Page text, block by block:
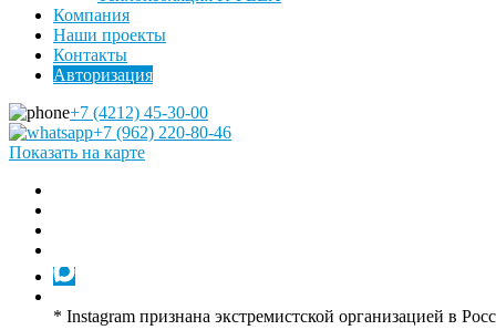
Компания
Наши проекты
Контакты
Авторизация
+7 (4212) 45-30-00
+7 (962) 220-80-46
Показать на карте
* Instagram признана экстремистской организацией в